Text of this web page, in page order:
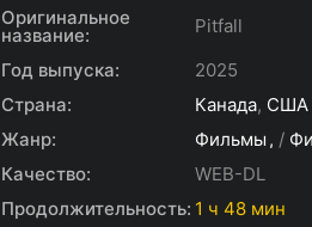
Оригинальное
название:
Pitfall
Год выпуска:
2025
Страна:
Канада, США
Жанр:
Фильмы /
Качество:
WEB-DL
Продолжительность: 1 ч 48 мин